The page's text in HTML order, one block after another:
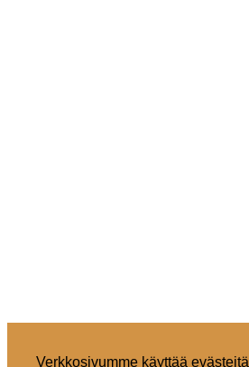
Verkkosivumme käyttää evästeitä